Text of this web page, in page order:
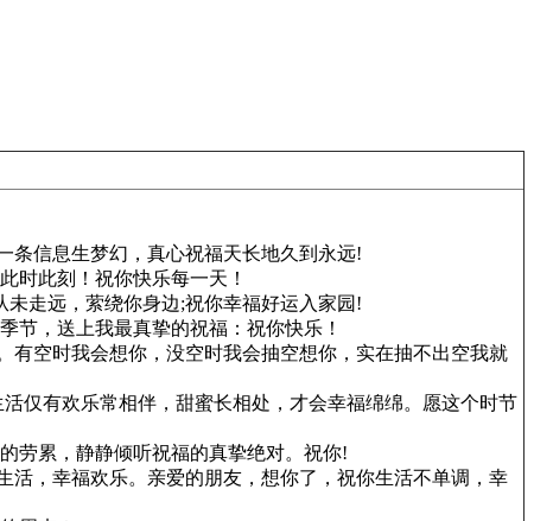
条信息生梦幻，真心祝福天长地久到永远!
时此刻！祝你快乐每一天！
走远，萦绕你身边;祝你幸福好运入家园!
，送上我最真挚的祝福：祝你快乐！
空时我会想你，没空时我会抽空想你，实在抽不出空我就
仅有欢乐常相伴，甜蜜长相处，才会幸福绵绵。愿这个时节
劳累，静静倾听祝福的真挚绝对。祝你!
，幸福欢乐。亲爱的朋友，想你了，祝你生活不单调，幸